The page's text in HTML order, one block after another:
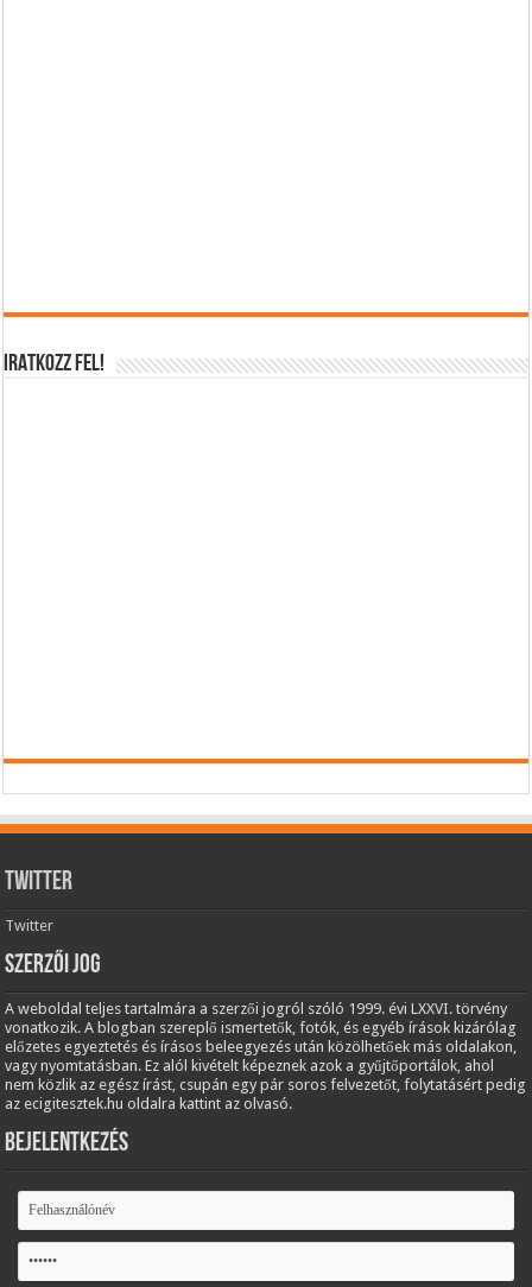
IRATKOZZ FEL!
Twitter
Twitter
Szerzői jog
A weboldal teljes tartalmára a szerzői jogról szóló 1999. évi LXXVI. törvény
vonatkozik. A blogban szereplő ismertetők, fotók, és egyéb írások kizárólag
előzetes egyeztetés és írásos beleegyezés után közölhetőek más oldalakon,
vagy nyomtatásban. Ez alól kivételt képeznek azok a gyűjtőportálok, ahol
nem közlik az egész írást, csupán egy pár soros felvezetőt, folytatásért pedig
az ecigitesztek.hu oldalra kattint az olvasó.
Bejelentkezés